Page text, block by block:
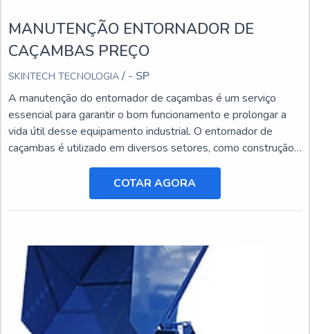
MANUTENÇÃO ENTORNADOR DE
CAÇAMBAS PREÇO
SKINTECH TECNOLOGIA / - SP
A manutenção do entornador de caçambas é um serviço
essencial para garantir o bom funcionamento e prolongar a
vida útil desse equipamento industrial. O entornador de
caçambas é utilizado em diversos setores, como construção
civil, mineração e agricultura, e está sujeito a desgastes e
danos ao longo do tempo.COTAR AGORA